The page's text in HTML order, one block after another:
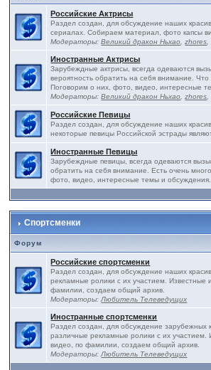
Российские Актрисы
Раздел создан, для обсуждение наших
сериалах. Собираем материал, фото капсы
Модераторы:Великий дракон Ньхао,zhores,
Иностранные Актрисы
Зарубеждные актрисы, всегда одеваются
вероятность обратить на себя внимание.
Поговорим о них, фото, видео, интересные
Модераторы:Великий дракон Ньхао,zhores,
Российские Певицы
Раздел создан, для обсуждение наших
некоторые певицы Российской эстрады
Иностранные Певицы
Зарубеждные певицы, всегда одеваются
обратить на себя внимание. Есть очень
фото, видео, интересные темы и обсуждения.
Спортсменки
Форум
Российские спортсменки
Раздел создан, для обсуждение наших
рекламные ролики с их участием.
фамилии, создаем общий архив.
Модераторы:Любитель Телеведущих
Иностранные спортсменки
Раздел создан, для обсуждение зарубежных
различные рекламные ролики с их
видео, по фамилии, создаем общий архив.
Модераторы:Любитель Телеведущих